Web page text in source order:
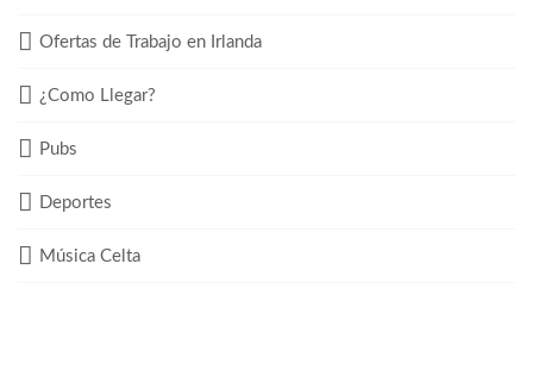
Ofertas de Trabajo en Irlanda
¿Como Llegar?
Pubs
Deportes
Música Celta